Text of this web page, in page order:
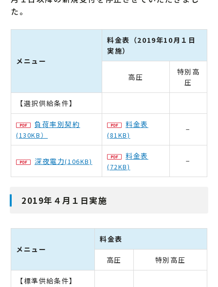
た。
メニュー
料金表（2019年10月１日
実施）
高圧
特別高
圧
【選択供給条件】
負荷率別契約
(130KB）
料金表
(81KB)
−
深夜電力(106KB)
料金表
(72KB)
−
2019年４月１日実施
メニュー
料金表
高圧 特別高圧
【標準供給条件】